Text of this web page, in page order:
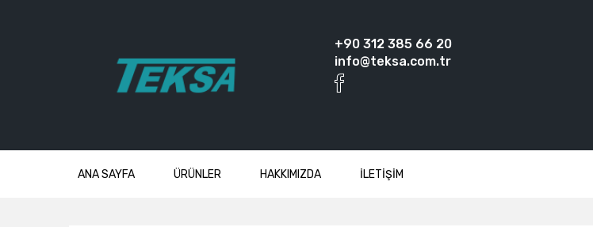
+90 312 385 66 20
info@teksa.com.tr
ANA SAYFA ÜRÜNLER HAKKIMIZDA İLETİŞİM